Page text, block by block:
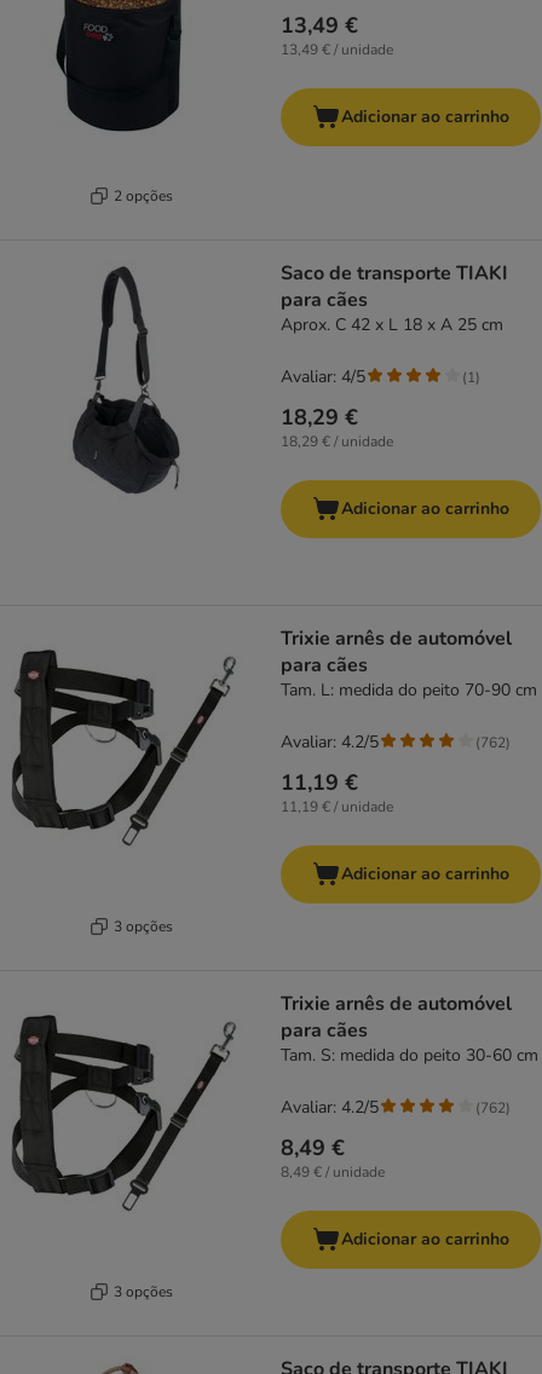
2 opções
13,49 €
13,49 € / unidade
Adicionar ao carrinho
Saco de transporte TIAKI
para cães
Aprox. C 42 x L 18 x A 25 cm
18,29 €
18,29 € / unidade
Avaliar: 4/5 (1)
Adicionar ao carrinho
3 opções
Trixie arnês de automóvel
para cães
Tam. L: medida do peito 70-90 cm
11,19 €
11,19 € / unidade
Avaliar: 4.2/5 (762)
Adicionar ao carrinho
3 opções
Trixie arnês de automóvel
para cães
Tam. S: medida do peito 30-60 cm
8,49 €
8,49 € / unidade
Avaliar: 4.2/5 (762)
Adicionar ao carrinho